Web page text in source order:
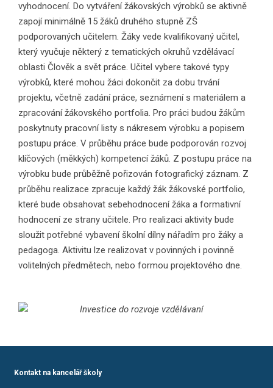
vyhodnocení. Do vytváření žákovských výrobků se aktivně
zapojí minimálně 15 žáků druhého stupně ZŠ
podporovaných učitelem. Žáky vede kvalifikovaný učitel,
který vyučuje některý z tematických okruhů vzdělávací
oblasti Člověk a svět práce. Učitel vybere takové typy
výrobků, které mohou žáci dokončit za dobu trvání
projektu, včetně zadání práce, seznámení s materiálem a
zpracování žákovského portfolia. Pro práci budou žákům
poskytnuty pracovní listy s nákresem výrobku a popisem
postupu práce. V průběhu práce bude podporován rozvoj
klíčových (měkkých) kompetencí žáků. Z postupu práce na
výrobku bude průběžně pořizován fotografický záznam. Z
průběhu realizace zpracuje každý žák žákovské portfolio,
které bude obsahovat sebehodnocení žáka a formativní
hodnocení ze strany učitele. Pro realizaci aktivity bude
sloužit potřebné vybavení školní dílny nářadím pro žáky a
pedagoga. Aktivitu lze realizovat v povinných i povinně
volitelných předmětech, nebo formou projektového dne.
Kontakt na kancelář školy